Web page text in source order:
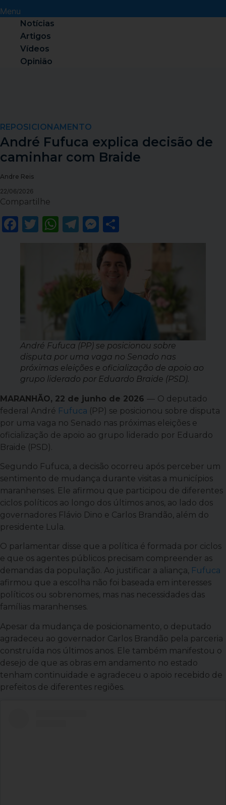
Menu
Notícias
Artigos
Vídeos
Opinião
REPOSICIONAMENTO
André Fufuca explica decisão de
caminhar com Braide
Andre Reis
22/06/2026
Compartilhe
Facebook
Twitter
WhatsApp
Telegram
Messenger
André Fufuca (PP) se posicionou sobre
disputa por uma vaga no Senado nas
próximas eleições e oficialização de apoio ao
grupo liderado por Eduardo Braide (PSD).
MARANHÃO, 22 de junho de 2026 — O deputado
federal André Fufuca (PP) se posicionou sobre disputa
por uma vaga no Senado nas próximas eleições e
oficialização de apoio ao grupo liderado por Eduardo
Braide (PSD).
Segundo Fufuca, a decisão ocorreu após perceber um
sentimento de mudança durante visitas a municípios
maranhenses. Ele afirmou que participou de diferentes
ciclos políticos ao longo dos últimos anos, ao lado dos
governadores Flávio Dino e Carlos Brandão, além do
presidente Lula.
O parlamentar disse que a política é formada por ciclos
e que os agentes públicos precisam compreender as
demandas da população. Ao justificar a aliança, Fufuca
afirmou que a escolha não foi baseada em interesses
políticos ou sobrenomes, mas nas necessidades das
famílias maranhenses.
Apesar da mudança de posicionamento, o deputado
agradeceu ao governador Carlos Brandão pela parceria
construída nos últimos anos. Ele também manifestou o
desejo de que as obras em andamento no estado
tenham continuidade e agradeceu o apoio recebido de
prefeitos de diferentes regiões.